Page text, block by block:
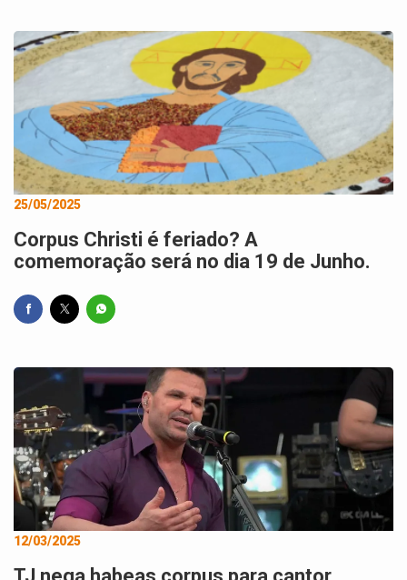
25/05/2025
Corpus Christi é feriado? A
comemoração será no dia 19 de Junho.
12/03/2025